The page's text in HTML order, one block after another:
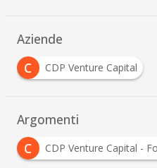
Aziende
C
CDP Venture Capital
Argomenti
Innovazione F Fashion